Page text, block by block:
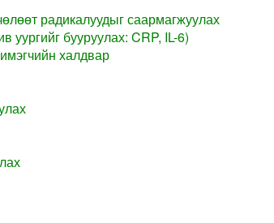
радикалуудыг саармагжуулах
уургийг бууруулах: CRP, IL-6)
халдвар